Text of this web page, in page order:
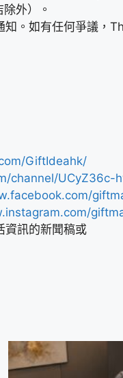
外）。
知。如有任何爭議，
GiftIdeahk/
channel/UCyZ36c-
資訊的新聞稿或